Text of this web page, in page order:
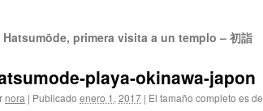
Hatsumōde, primera visita a un templo – 初詣
playa-okinawa-japon
nora | Publicado enero 1, 2017 | El tamaño completo es de